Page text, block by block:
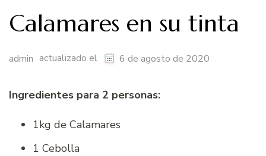
Calamares en su tinta
admin actualizado el 6 de agosto de 2020
Ingredientes para 2 personas:
1kg de Calamares
1 Cebolla